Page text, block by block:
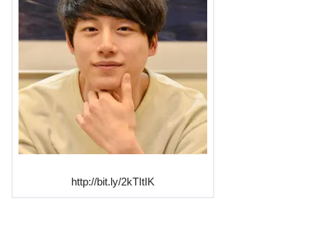
http://bit.ly/2kTItIK